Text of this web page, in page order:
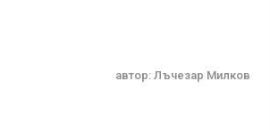
автор: Лъчезар Милков